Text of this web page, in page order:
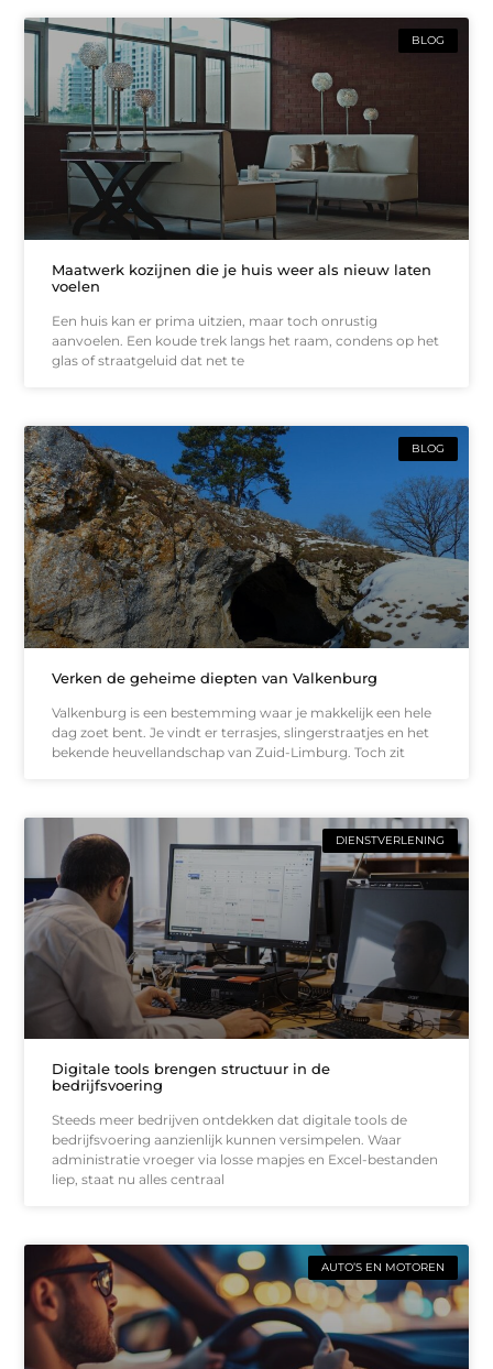
BLOG
Maatwerk kozijnen die je huis weer als nieuw laten
voelen
Een huis kan er prima uitzien, maar toch onrustig
aanvoelen. Een koude trek langs het raam, condens op het
glas of straatgeluid dat net te
BLOG
Verken de geheime diepten van Valkenburg
Valkenburg is een bestemming waar je makkelijk een hele
dag zoet bent. Je vindt er terrasjes, slingerstraatjes en het
bekende heuvellandschap van Zuid-Limburg. Toch zit
DIENSTVERLENING
Digitale tools brengen structuur in de
bedrijfsvoering
Steeds meer bedrijven ontdekken dat digitale tools de
bedrijfsvoering aanzienlijk kunnen versimpelen. Waar
administratie vroeger via losse mapjes en Excel-bestanden
liep, staat nu alles centraal
AUTO’S EN MOTOREN